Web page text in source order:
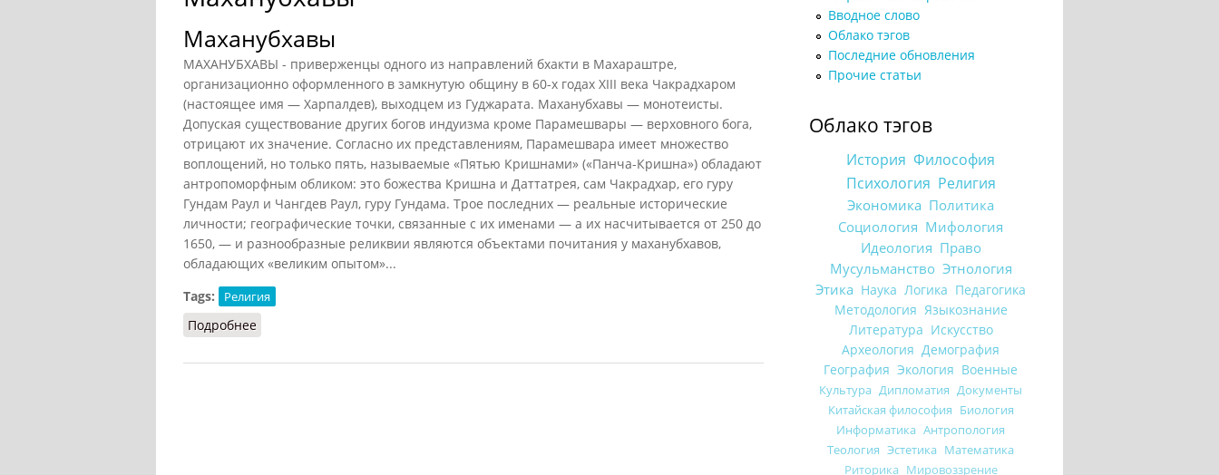
Маханубхавы
МАХАНУБХАВЫ - приверженцы одного из направлений бхакти в Махараштре,
организационно оформленного в замкнутую общину в 60-х годах XIII века Чакрадхаром
(настоящее имя — Харпалдев), выходцем из Гуджарата. Маханубхавы — монотеисты.
Допуская существование других богов индуизма кроме Парамешвары — верховного бога,
отрицают их значение. Согласно их представлениям, Парамешвара имеет множество
воплощений, но только пять, называемые «Пятью Кришнами» («Панча-Кришна») обладают
антропоморфным обликом: это божества Кришна и Даттатрея, сам Чакрадхар, его гуру
Гундам Раул и Чангдев Раул, гуру Гундама. Трое последних — реальные исторические
личности; географические точки, связанные с их именами — а их насчитывается от 250 до
1650, — и разнообразные реликвии являются объектами почитания у маханубхавов,
обладающих «великим опытом»...
Tags:
Религия
Подробнее
Вводное слово
Облако тэгов
Последние обновления
Прочие статьи
Облако тэгов
История Философия
Психология Религия
Экономика Политика
Социология Мифология
Идеология Право
Мусульманство Этнология
Этика Наука Логика Педагогика
Методология Языкознание
Литература Искусство
Археология Демография
География Экология Военные
Культура Дипломатия Документы
Китайская философия Биология
Информатика Антропология
Теология Эстетика Математика
Риторика Мировоззрение